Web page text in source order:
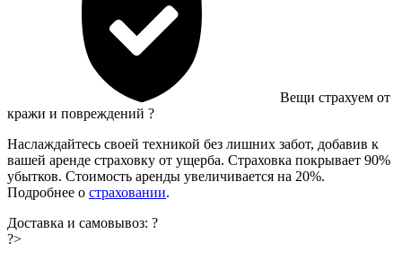
Вещи страхуем от
кражи и повреждений ?
Наслаждайтесь своей техникой без лишних забот, добавив к
вашей аренде страховку от ущерба. Страховка покрывает 90%
убытков. Стоимость аренды увеличивается на 20%.
Подробнее о страховании.
Доставка и самовывоз: ?
?>